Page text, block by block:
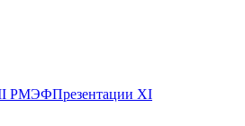
РМЭФПрезентации XI